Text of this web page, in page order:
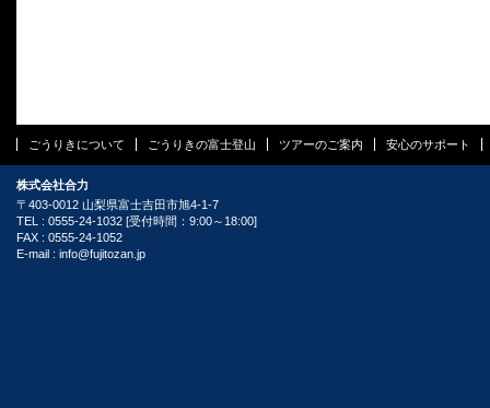
ごうりきについて ごうりきの富士登山 ツアーのご案内 安心のサポート
株式会社合力
〒403-0012 山梨県富士吉田市旭4-1-7
TEL : 0555-24-1032 [受付時間：9:00～18:00]
FAX : 0555-24-1052
E-mail : info@fujitozan.jp